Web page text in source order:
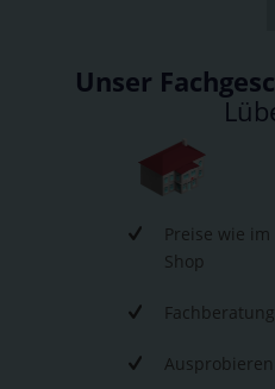
Unser
Preise wie
Shop
Fachberatung
Ausprobieren